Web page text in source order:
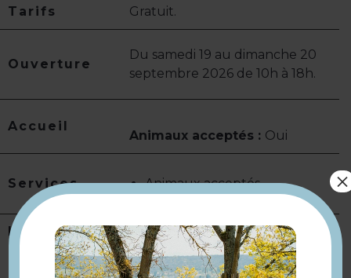
Tarifs Gratuit.
Ouverture
Du samedi 19 au dimanche 20
septembre 2026 de 10h à 18h.
Accueil
Animaux acceptés : Oui
Services Animaux acceptés
Langues Langue(s) parlée(s) :Français
×